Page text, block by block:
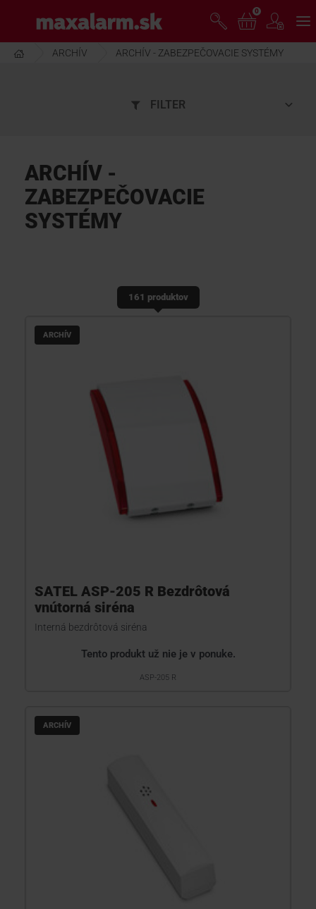
hlavnému
obsahu
www.maxalarm.sk
SPOLOČNOSŤ
KONTAKTY
0
ARCHÍV ARCHÍV - ZABEZPEČOVACIE SYSTÉMY
FILTER
ARCHÍV -
ZABEZPEČOVACIE
SYSTÉMY
161 produktov
ARCHÍV
SATEL ASP-205 R Bezdrôtová
vnútorná siréna
Interná bezdrôtová siréna
Tento produkt už nie je v ponuke.
ASP-205 R
ARCHÍV